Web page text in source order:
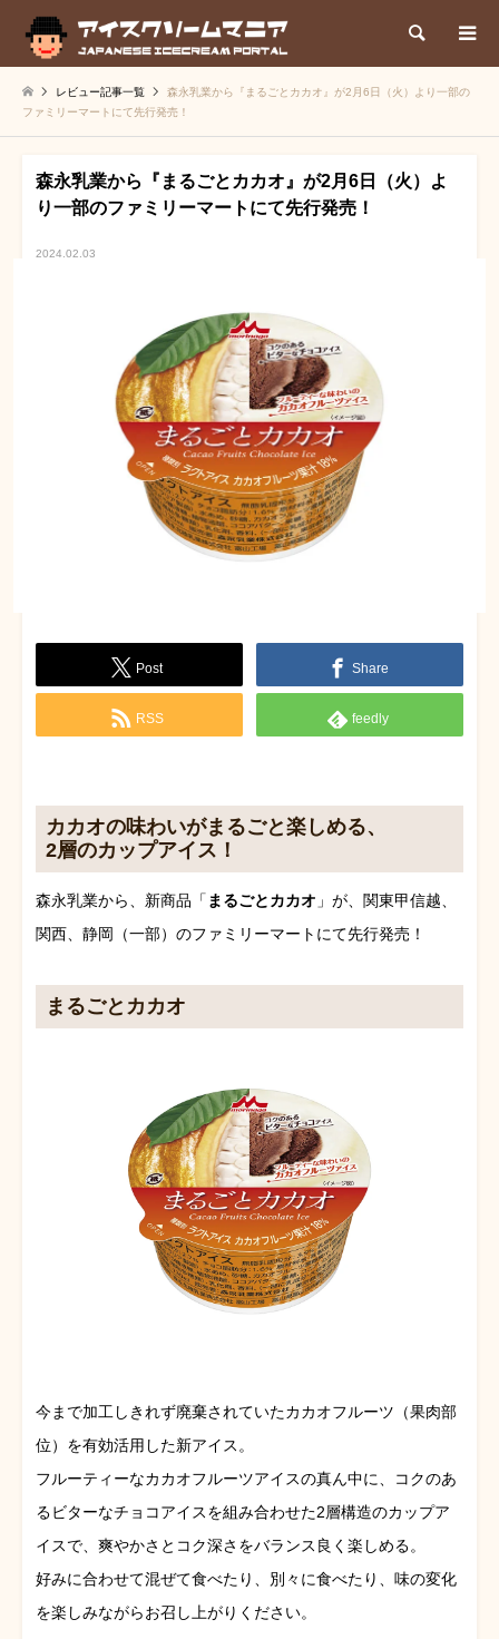
検索
レビュー記事一覧
森永乳業から『まるごとカカオ』が2月6日（火）より一部の
ファミリーマートにて先行発売！
森永乳業から『まるごとカカオ』が2月6日（火）よ
り一部のファミリーマートにて先行発売！
2024.02.03
Post Share
RSS feedly
カカオの味わいがまるごと楽しめる、
2層のカップアイス！
森永乳業から、新商品「 まるごとカカオ 」が、関東甲信越、
関西、静岡（一部）のファミリーマートにて先行発売！
まるごとカカオ
今まで加工しきれず廃棄されていたカカオフルーツ（果肉部
位）を有効活用した新アイス。
フルーティーなカカオフルーツアイスの真ん中に、コクのあ
るビターなチョコアイスを組み合わせた2層構造のカップア
イスで、爽やかさとコク深さをバランス良く楽しめる。
好みに合わせて混ぜて食べたり、別々に食べたり、味の変化
を楽しみながらお召し上がりください。